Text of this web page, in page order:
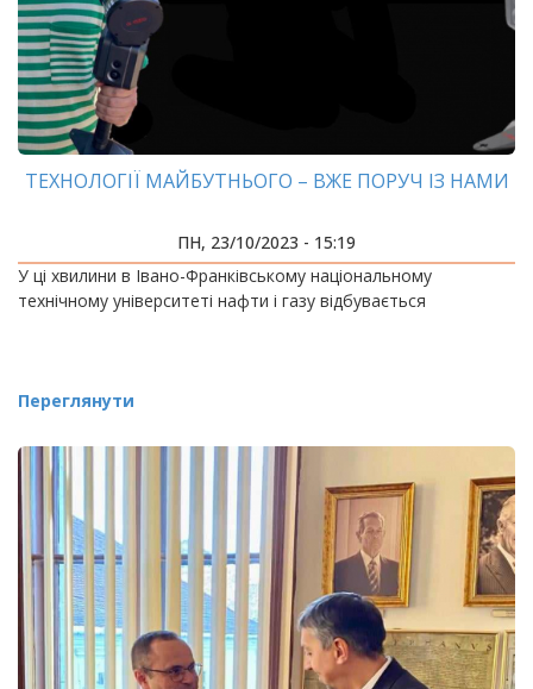
ТЕХНОЛОГІЇ МАЙБУТНЬОГО – ВЖЕ ПОРУЧ ІЗ НАМИ
ПН, 23/10/2023 - 15:19
У ці хвилини в Івано-Франківському національному
технічному університеті нафти і газу відбувається
Переглянути